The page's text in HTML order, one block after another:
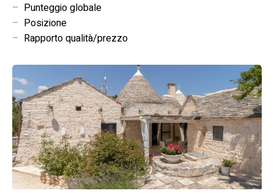
– Punteggio globale
– Posizione
– Rapporto qualità/prezzo